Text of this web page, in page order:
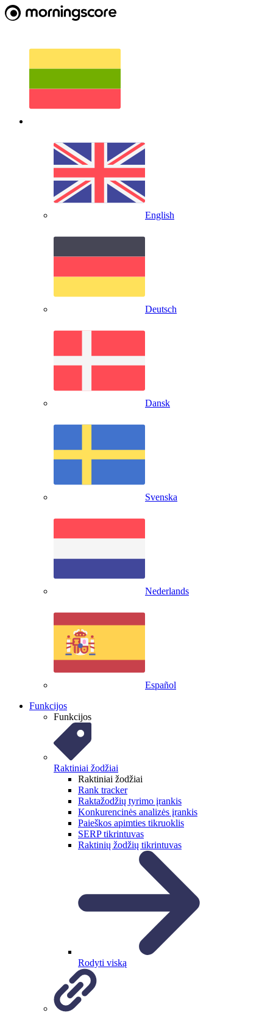
English
Deutsch
Dansk
Svenska
Nederlands
Español
Funkcijos
Funkcijos
Raktiniai žodžiai
Raktiniai žodžiai
Rank tracker
Raktažodžių tyrimo įrankis
Konkurencinės analizės įrankis
Paieškos apimties tikruoklis
SERP tikrintuvas
Raktinių žodžių tikrintuvas
Rodyti viską